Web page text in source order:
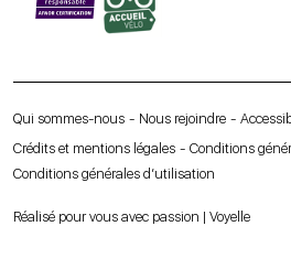
Qui sommes-nous Nous rejoindre
Crédits et mentions légales
Conditions
Conditions générales d’utilisation
Réalisé pour vous avec passion | Voyelle